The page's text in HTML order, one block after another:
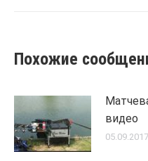
Похожие
видео
05.09.2017